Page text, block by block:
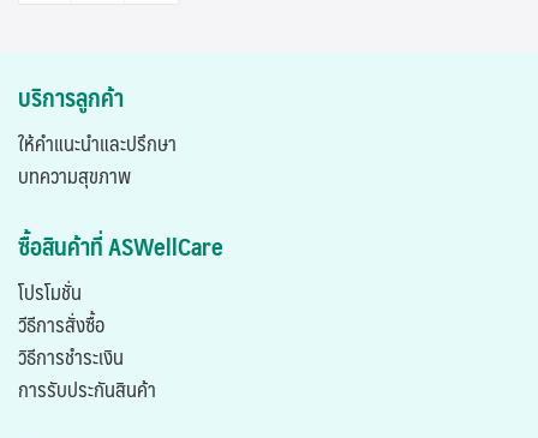
บริการลูกค้า
ให้คำแนะนำและปรึกษา
บทความสุขภาพ
ซื้อสินค้าที่ ASWellCare
โปรโมชั่น
วีธีการสั่งซื้อ
วิธีการชำระเงิน
การรับประกันสินค้า